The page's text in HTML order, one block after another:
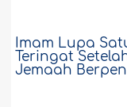
Imam Lupa
Teringat
Jemaah